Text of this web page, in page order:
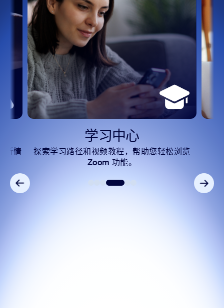
断情
学习中心
探索学习路径和视频教程，帮助您轻松浏览
Zoom 功能。